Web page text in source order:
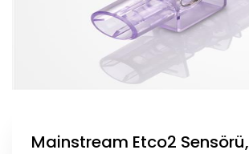
Mainstream Etco2 Sensörü,